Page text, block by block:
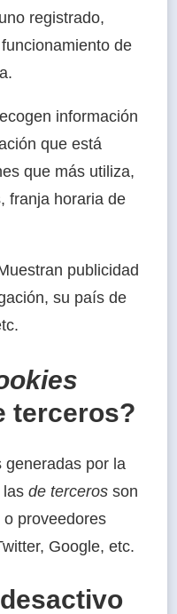
registrado,
de
información
que está
que más utiliza,
franja horaria de
publicidad
su país de
terceros?
generadas por la
las de terceros son
o proveedores
Google, etc.